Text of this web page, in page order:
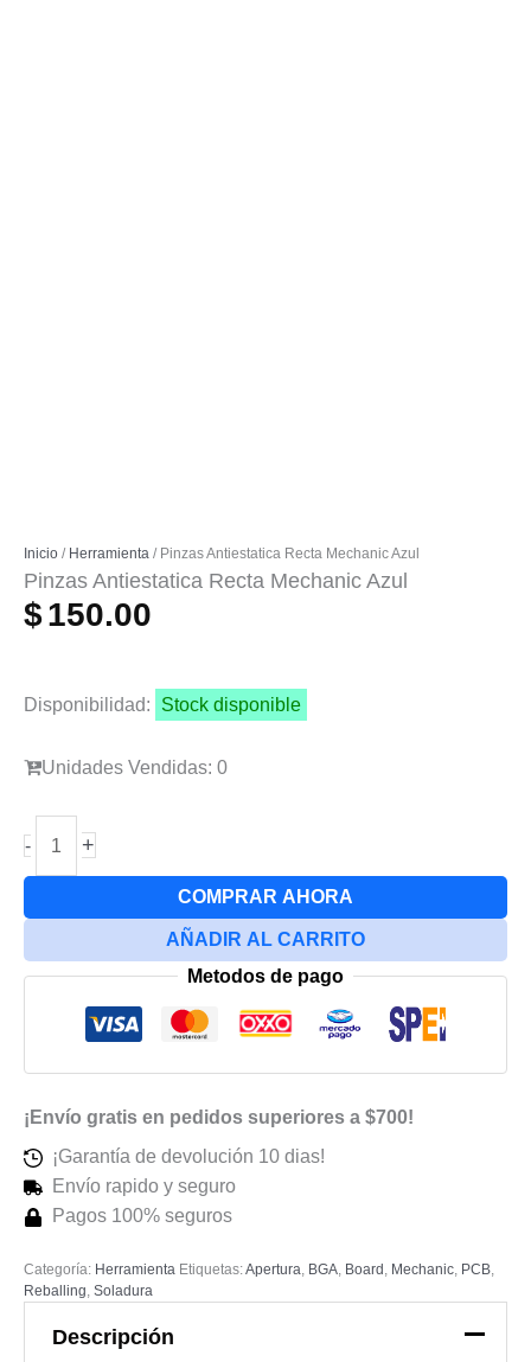
Inicio / Herramienta / Pinzas Antiestatica Recta Mechanic Azul
Pinzas Antiestatica Recta Mechanic Azul
$150.00
Disponibilidad: Stock disponible
Unidades Vendidas: 0
-
Pinzas
Antiestatica
Mechanic
cantidad
+
COMPRAR AHORA
AÑADIR AL CARRITO
Metodos de pago
¡Envío gratis en pedidos superiores a $700!
¡Garantía de devolución 10 dias!
Envío rapido y seguro
Pagos 100% seguros
Categoría: Herramienta Etiquetas:Apertura BGA Board Mechanic PCB
Reballing Soladura
Descripción